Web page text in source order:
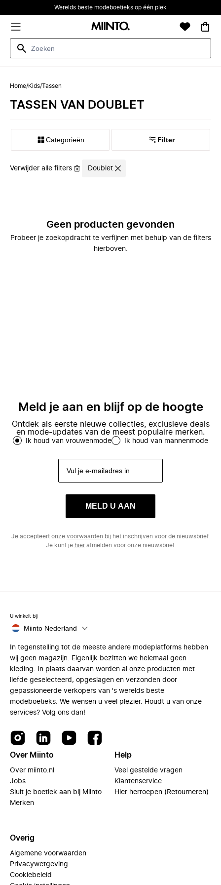
Werelds beste modeboetieks op één plek
Home/Kids/Tassen
TASSEN VAN DOUBLET
Categorieën Filter
Verwijder alle filters Doublet
Geen producten gevonden
Probeer je zoekopdracht te verfijnen met behulp van de filters
hierboven.
Meld je aan en blijf op de hoogte
Ontdek als eerste nieuwe collecties, exclusieve deals
en mode-updates van de meest populaire merken.
Ik houd van vrouwenmode Ik houd van mannenmode
MELD U AAN
Je accepteert onze voorwaarden bij het inschrijven voor de nieuwsbrief.
Je kunt je hierafmelden voor onze nieuwsbrief.
U winkelt bij
Miinto Nederland
In tegenstelling tot de meeste andere modeplatforms hebben
wij geen magazijn. Eigenlijk bezitten we helemaal geen
kleding. In plaats daarvan worden al onze producten met
liefde geselecteerd, opgeslagen en verzonden door
gepassioneerde verkopers van 's werelds beste
modeboetieks. We wensen u veel plezier. Houdt u van onze
services? Volg ons dan!
Over Miinto
Over miinto.nl
Jobs
Sluit je boetiek aan bij Miinto
Merken
Help
Veel gestelde vragen
Klantenservice
Hier herroepen (Retourneren)
Overig
Algemene voorwaarden
Privacywetgeving
Cookiebeleid